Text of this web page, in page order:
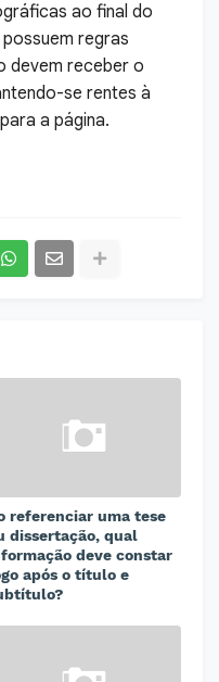
ao final do
regras
devem receber o
se rentes à
a página.
referenciar uma tese
dissertação, qual
deve constar
após o título e